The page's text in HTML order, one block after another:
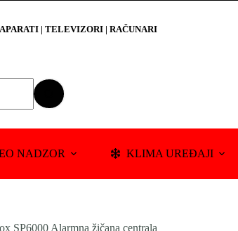
| TELEVIZORI | RAČUNARI
NADZOR KLIMA UREĐAJI
SP6000 Alarmna žičana centrala